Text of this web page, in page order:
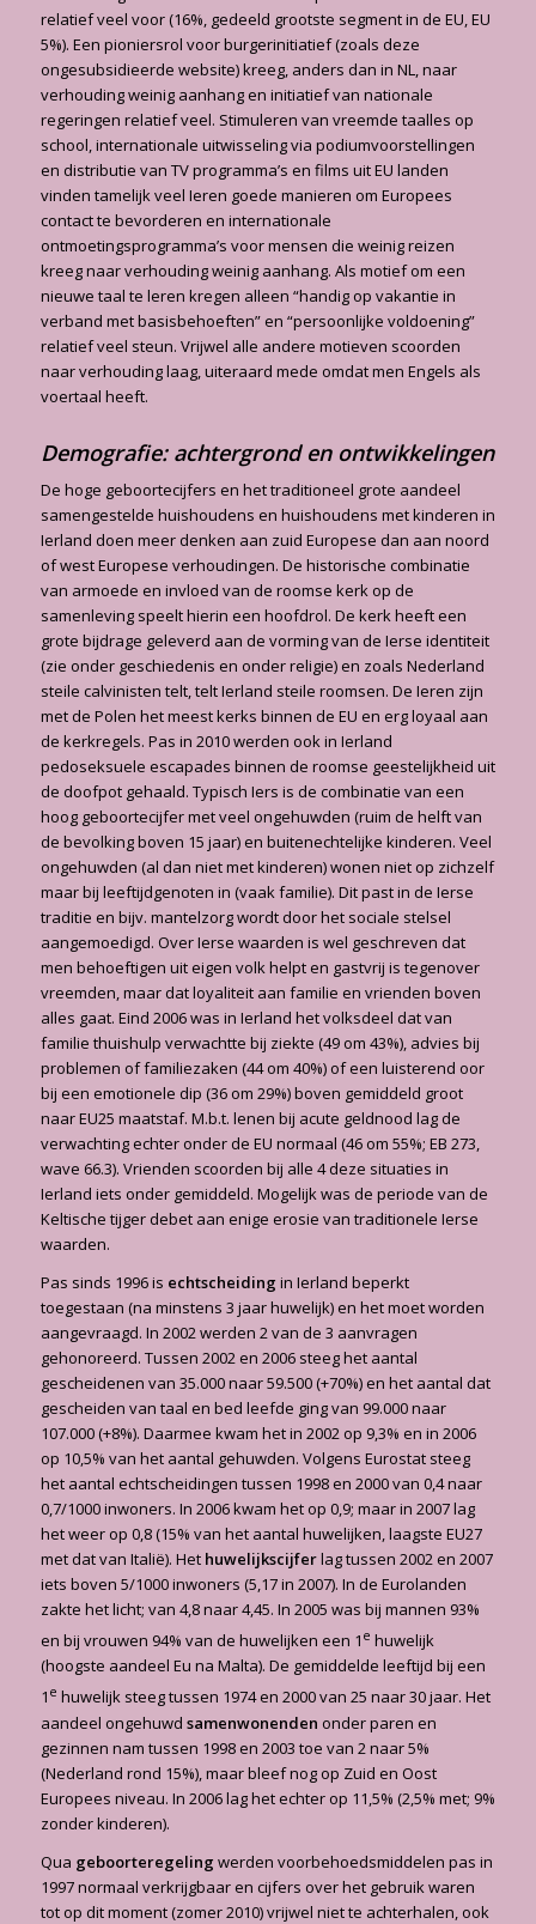
relatief veel voor (16%, gedeeld grootste segment in de EU, EU
5%). Een pioniersrol voor burgerinitiatief (zoals deze
ongesubsidieerde website) kreeg, anders dan in NL, naar
verhouding weinig aanhang en initiatief van nationale
regeringen relatief veel. Stimuleren van vreemde taalles op
school, internationale uitwisseling via podiumvoorstellingen
en distributie van TV programma’s en films uit EU landen
vinden tamelijk veel Ieren goede manieren om Europees
contact te bevorderen en internationale
ontmoetingsprogramma’s voor mensen die weinig reizen
kreeg naar verhouding weinig aanhang. Als motief om een
nieuwe taal te leren kregen alleen “handig op vakantie in
verband met basisbehoeften” en “persoonlijke voldoening”
relatief veel steun. Vrijwel alle andere motieven scoorden
naar verhouding laag, uiteraard mede omdat men Engels als
voertaal heeft.
Demografie: achtergrond en ontwikkelingen
De hoge geboortecijfers en het traditioneel grote aandeel
samengestelde huishoudens en huishoudens met kinderen in
Ierland doen meer denken aan zuid Europese dan aan noord
of west Europese verhoudingen. De historische combinatie
van armoede en invloed van de roomse kerk op de
samenleving speelt hierin een hoofdrol. De kerk heeft een
grote bijdrage geleverd aan de vorming van de Ierse identiteit
(zie onder geschiedenis en onder religie) en zoals Nederland
steile calvinisten telt, telt Ierland steile roomsen. De Ieren zijn
met de Polen het meest kerks binnen de EU en erg loyaal aan
de kerkregels. Pas in 2010 werden ook in Ierland
pedoseksuele escapades binnen de roomse geestelijkheid uit
de doofpot gehaald. Typisch Iers is de combinatie van een
hoog geboortecijfer met veel ongehuwden (ruim de helft van
de bevol­king boven 15 jaar) en buitenechtelijke kinderen. Veel
ongehuwden (al dan niet met kinderen) wonen niet op zichzelf
maar bij leeftijdgenoten in (vaak familie). Dit past in de Ierse
traditie en bijv. mantelzorg wordt door het sociale stelsel
aangemoedigd. Over Ierse waarden is wel geschreven dat
men behoeftigen uit eigen volk helpt en gastvrij is tegenover
vreemden, maar dat loyaliteit aan familie en vrienden boven
alles gaat. Eind 2006 was in Ierland het volksdeel dat van
familie thuishulp verwachtte bij ziekte (49 om 43%), advies bij
problemen of familiezaken (44 om 40%) of een luisterend oor
bij een emotionele dip (36 om 29%) boven gemiddeld groot
naar EU25 maatstaf. M.b.t. lenen bij acute geldnood lag de
verwachting echter onder de EU normaal (46 om 55%; EB 273,
wave 66.3). Vrienden scoorden bij alle 4 deze situaties in
Ierland iets onder gemiddeld. Mogelijk was de periode van de
Keltische tijger debet aan enige erosie van traditionele Ierse
waarden.
Pas sinds 1996 is echtscheiding in Ierland beperkt
toegestaan (na minstens 3 jaar huwelijk) en het moet worden
aangevraagd. In 2002 werden 2 van de 3 aanvragen
gehonoreerd. Tussen 2002 en 2006 steeg het aantal
gescheidenen van 35.000 naar 59.500 (+70%) en het aantal dat
gescheiden van taal en bed leefde ging van 99.000 naar
107.000 (+8%). Daarmee kwam het in 2002 op 9,3% en in 2006
op 10,5% van het aantal gehuwden. Volgens Eurostat steeg
het aantal echtscheidingen tussen 1998 en 2000 van 0,4 naar
0,7/1000 inwoners. In 2006 kwam het op 0,9; maar in 2007 lag
het weer op 0,8 (15% van het aantal huwelijken, laagste EU27
met dat van Italië). Het huwelijkscijferlag tussen 2002 en 2007
iets boven 5/1000 inwoners (5,17 in 2007). In de Eurolanden
zakte het licht; van 4,8 naar 4,45. In 2005 was bij mannen 93%
en bij vrouwen 94% van de huwelijken een 1 e huwelijk
(hoogste aandeel Eu na Malta). De gemiddelde leeftijd bij een
1 e huwelijk steeg tussen 1974 en 2000 van 25 naar 30 jaar. Het
aandeel ongehuwd samenwonenden onder paren en
gezinnen nam tussen 1998 en 2003 toe van 2 naar 5%
(Nederland rond 15%), maar bleef nog op Zuid en Oost
Europees niveau. In 2006 lag het echter op 11,5% (2,5% met; 9%
zonder kinderen).
Qua geboorteregeling werden voorbehoedsmiddelen pas in
1997 normaal verkrijgbaar en cijfers over het gebruik waren
tot op dit moment (zomer 2010) vrijwel niet te achterhalen, ook